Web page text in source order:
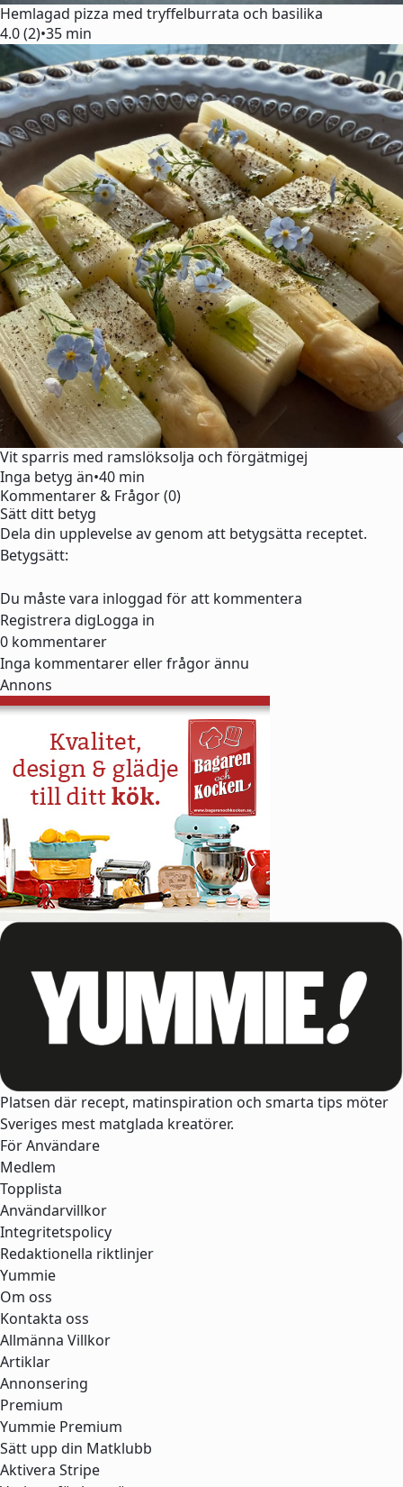
Hemlagad pizza med tryffelburrata och basilika
4.0 (2)•35 min
Vit sparris med ramslöksolja och förgätmigej
Inga betyg än•40 min
Kommentarer & Frågor (0)
Sätt ditt betyg
Dela din upplevelse av genom att betygsätta receptet.
Betygsätt:
Du måste vara inloggad för att kommentera
Registrera digLogga in
0 kommentarer
Inga kommentarer eller frågor ännu
Annons
Platsen där recept, matinspiration och smarta tips möter
Sveriges mest matglada kreatörer.
För Användare
Medlem
Topplista
Användarvillkor
Integritetspolicy
Redaktionella riktlinjer
Yummie
Om oss
Kontakta oss
Allmänna Villkor
Artiklar
Annonsering
Premium
Yummie Premium
Sätt upp din Matklubb
Aktivera Stripe